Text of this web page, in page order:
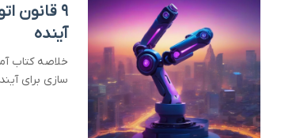
۹ قانون
آینده
سازی برای آینده: ۹ قانون